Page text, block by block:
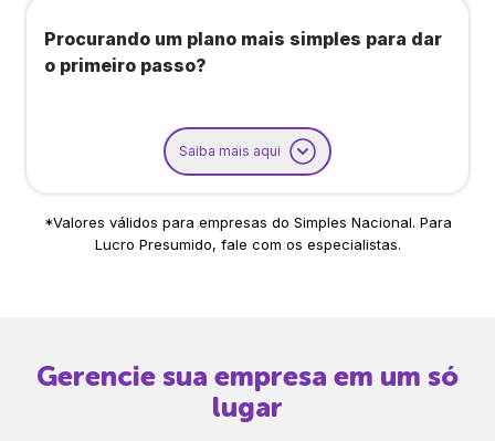
Procurando um plano mais simples para dar
o primeiro passo?
Saiba mais aqui
*Valores válidos para empresas do Simples Nacional. Para
Lucro Presumido, fale com os especialistas.
Gerencie sua empresa em um só
lugar